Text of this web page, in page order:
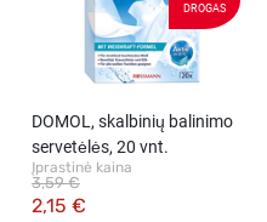
DROGAS
DOMOL, skalbinių balinimo
servetėlės, 20 vnt.
Įprastinė kaina
2,15 €
3,59 €